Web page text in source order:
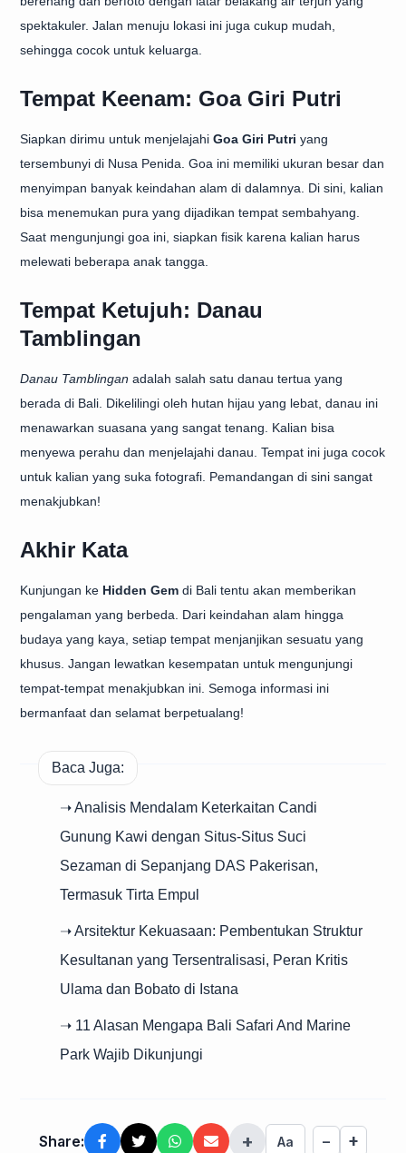
spektakuler. Jalan menuju lokasi ini juga cukup mudah,
sehingga cocok untuk keluarga.
Tempat Keenam: Goa Giri Putri
Siapkan dirimu untuk menjelajahi Goa Giri Putri yang
tersembunyi di Nusa Penida. Goa ini memiliki ukuran besar dan
menyimpan banyak keindahan alam di dalamnya. Di sini, kalian
bisa menemukan pura yang dijadikan tempat sembahyang.
Saat mengunjungi goa ini, siapkan fisik karena kalian harus
melewati beberapa anak tangga.
Tempat Ketujuh: Danau
Tamblingan
Danau Tamblingan adalah salah satu danau tertua yang
berada di Bali. Dikelilingi oleh hutan hijau yang lebat, danau ini
menawarkan suasana yang sangat tenang. Kalian bisa
menyewa perahu dan menjelajahi danau. Tempat ini juga cocok
untuk kalian yang suka fotografi. Pemandangan di sini sangat
menakjubkan!
Akhir Kata
Kunjungan ke Hidden Gem di Bali tentu akan memberikan
pengalaman yang berbeda. Dari keindahan alam hingga
budaya yang kaya, setiap tempat menjanjikan sesuatu yang
khusus. Jangan lewatkan kesempatan untuk mengunjungi
tempat-tempat menakjubkan ini. Semoga informasi ini
bermanfaat dan selamat berpetualang!
Baca Juga:
➝ Analisis Mendalam Keterkaitan Candi
Gunung Kawi dengan Situs-Situs Suci
Sezaman di Sepanjang DAS Pakerisan,
Termasuk Tirta Empul
➝ Arsitektur Kekuasaan: Pembentukan Struktur
Kesultanan yang Tersentralisasi, Peran Kritis
Ulama dan Bobato di Istana
➝ 11 Alasan Mengapa Bali Safari And Marine
Park Wajib Dikunjungi
Share: + Aa − +